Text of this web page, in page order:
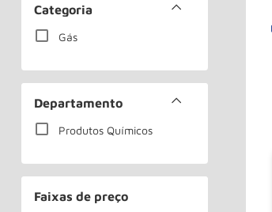
Categoria
Gás
Departamento
Produtos Químicos
Faixas de preço